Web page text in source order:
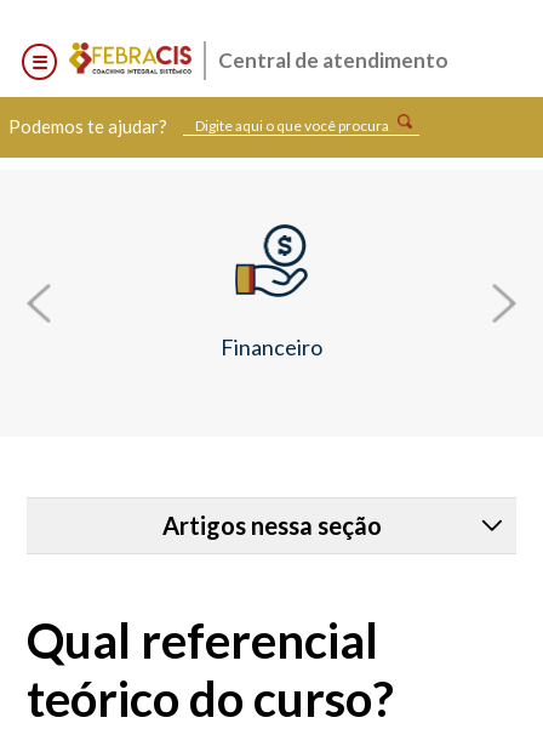
Central de atendimento
Podemos te ajudar?
Financeiro
Artigos nessa seção
Sou Coach formado por outro instituição posso, posso
ministrar o curso?
Qual referencial
teórico do curso?